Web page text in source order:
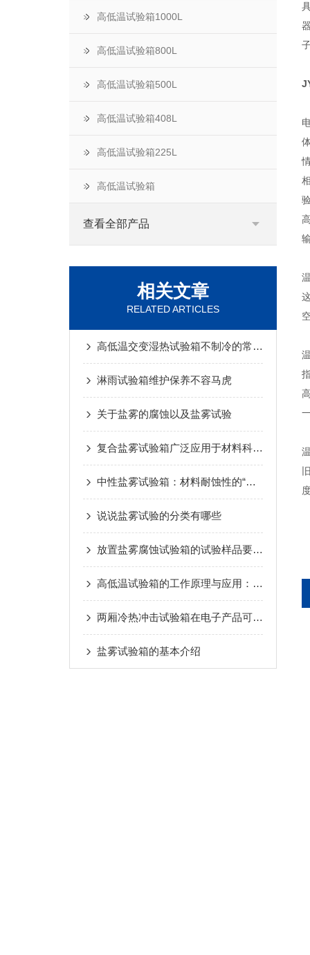
高低温试验箱1000L
高低温试验箱800L
高低温试验箱500L
高低温试验箱408L
高低温试验箱225L
高低温试验箱
查看全部产品
相关文章
RELATED ARTICLES
高低温交变湿热试验箱不制冷的常见原因
淋雨试验箱维护保养不容马虎
关于盐雾的腐蚀以及盐雾试验
复合盐雾试验箱广泛应用于材料科学领域
中性盐雾试验箱：材料耐蚀性的“检验官”
说说盐雾试验的分类有哪些
放置盐雾腐蚀试验箱的试验样品要注意的事项
高低温试验箱的工作原理与应用：测试材料耐温性能
两厢冷热冲击试验箱在电子产品可靠性测试中的关键作用
盐雾试验箱的基本介绍